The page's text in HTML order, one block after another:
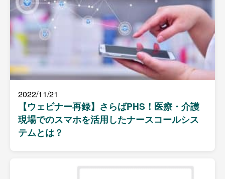
2022/11/21
【ウェビナー再録】さらばPHS！医療・介護
現場でのスマホを活用したナースコールシス
テムとは？